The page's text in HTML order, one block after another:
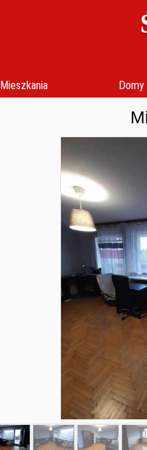
Mieszkania Domy